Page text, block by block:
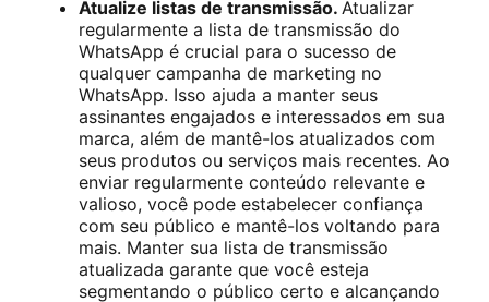
Atualize listas de transmissão. Atualizar
regularmente a lista de transmissão do
WhatsApp é crucial para o sucesso de
qualquer campanha de marketing no
WhatsApp. Isso ajuda a manter seus
assinantes engajados e interessados em sua
marca, além de mantê-los atualizados com
seus produtos ou serviços mais recentes. Ao
enviar regularmente conteúdo relevante e
valioso, você pode estabelecer confiança
com seu público e mantê-los voltando para
mais. Manter sua lista de transmissão
atualizada garante que você esteja
segmentando o público certo e alcançando